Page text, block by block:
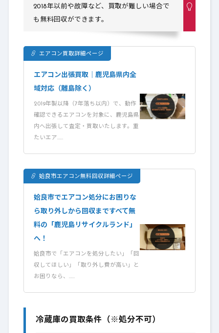
2018年以前や故障など、買取が難しい場合で
も無料回収ができます。
エアコン買取詳細ページ
エアコン出張買取｜鹿児島県内全
域対応（離島除く）
2019年製以降（7年落ち以内）で、動作
確認できるエアコンを対象に、鹿児島県
内へ出張して査定・買取いたします。重
たいエア……
姶良市エアコン無料回収詳細ページ
姶良市でエアコン処分にお困りな
ら取り外しから回収まですべて無
料の「鹿児島リサイクルランド」
へ！
姶良市で「エアコンを処分したい」「回
収してほしい」「取り外し費が高い」と
お困りなら、……
冷蔵庫の買取条件（※処分不可）